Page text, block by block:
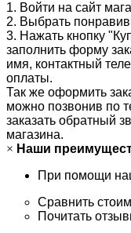
1. Войти на сайт
2. Выбрать
3. Нажать кнопку
заполнить форму
имя, контактный
оплаты.
Так же оформить
можно позвонив по
заказать обратный
магазина.
× Наши
При помощи
Сравнить
Почитать